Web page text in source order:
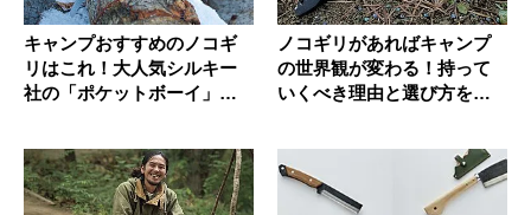
キャンプおすすめのノコギ
リはこれ！大人気シルキー
社の「ポケットボーイ」を
ノコギリがあればキャンプ
の世界観が変わる！持って
いくべき理由と選び方を紹